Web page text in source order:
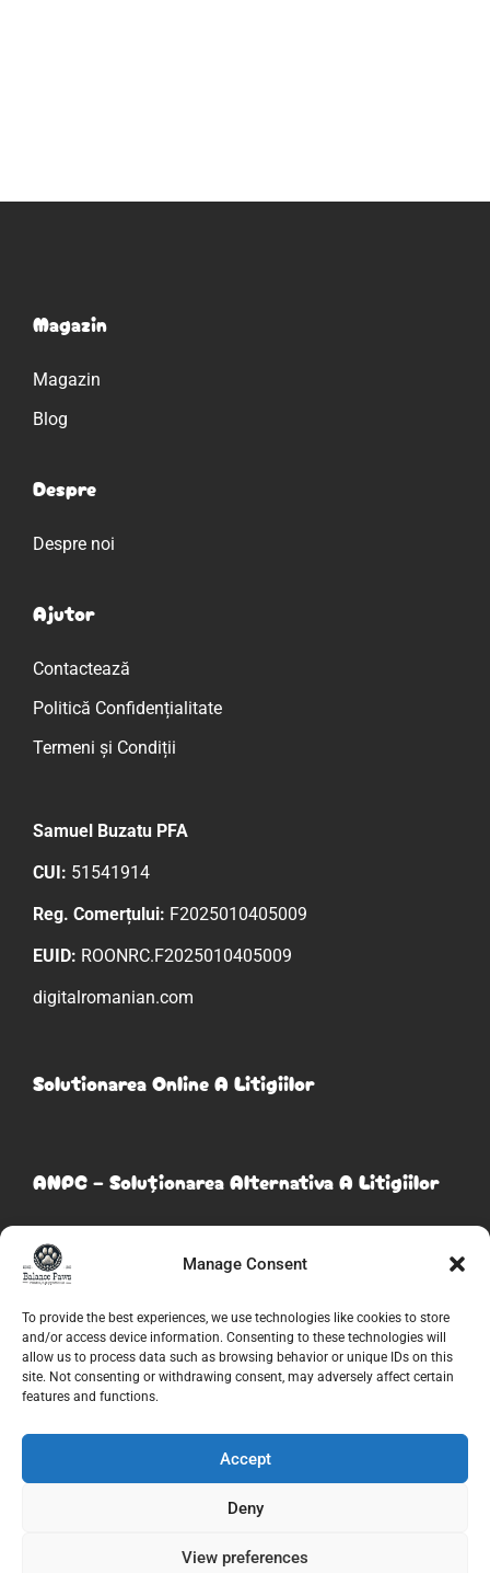
Manage Consent
To provide the best experiences, we use technologies like cookies to store
and/or access device information. Consenting to these technologies will
allow us to process data such as browsing behavior or unique IDs on this
site. Not consenting or withdrawing consent, may adversely affect certain
features and functions.
Accept
Deny
View preferences
Magazin
Magazin
Blog
Despre
Despre noi
Ajutor
Contactează
Politică Confidențialitate
Termeni și Condiții
Samuel Buzatu PFA
CUI: 51541914
Reg. Comerțului: F2025010405009
EUID: ROONRC.F2025010405009
digitalromanian.com
Solutionarea Online A Litigiilor
ANPC – Soluționarea Alternativa A Litigiilor
Urmați-Ne
. Toate drepturile rezervate. Creat de
Digital Romanian